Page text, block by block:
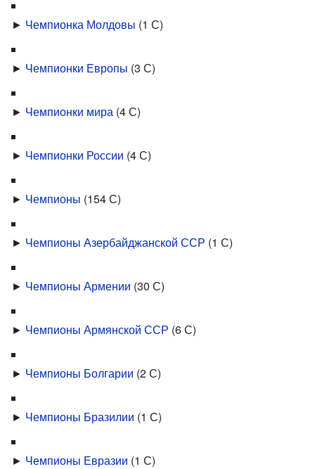
► Чемпионка Молдовы (1 С)
► Чемпионки Европы (3 С)
► Чемпионки мира (4 С)
► Чемпионки России (4 С)
► Чемпионы (154 С)
► Чемпионы Азербайджанской ССР (1 С)
► Чемпионы Армении (30 С)
► Чемпионы Армянской ССР (6 С)
► Чемпионы Болгарии (2 С)
► Чемпионы Бразилии (1 С)
► Чемпионы Евразии (1 С)